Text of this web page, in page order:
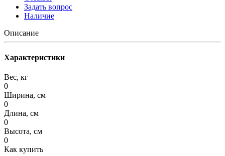
Задать вопрос
Наличие
Описание
Характеристики
Вес, кг
0
Ширина, см
0
Длина, см
0
Высота, см
0
Как купить